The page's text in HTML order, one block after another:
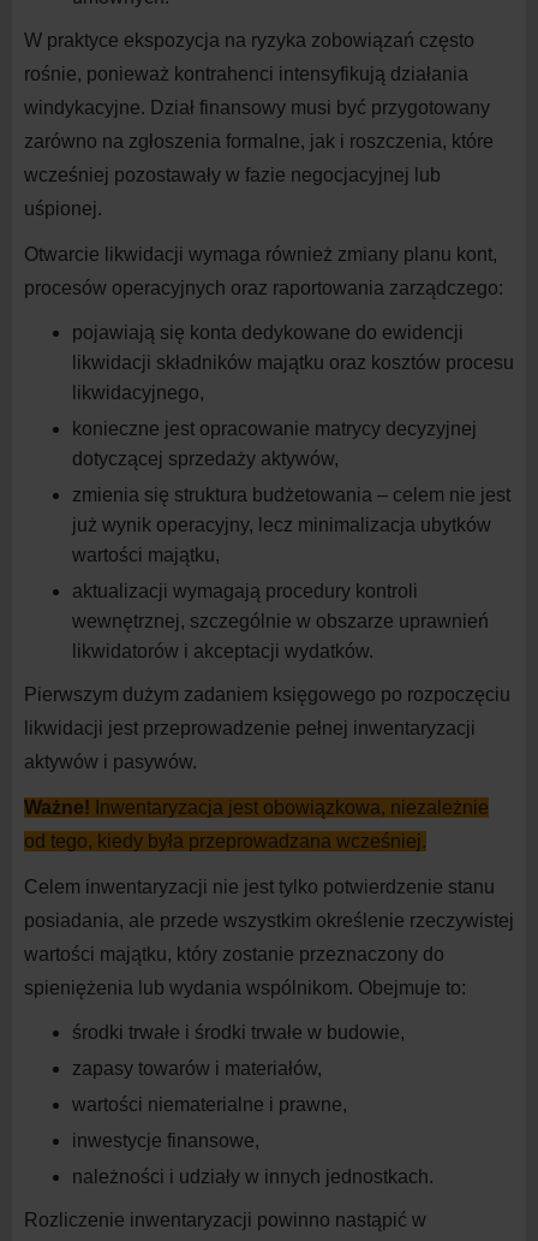
W praktyce ekspozycja na ryzyka zobowiązań często
rośnie, ponieważ kontrahenci intensyfikują działania
windykacyjne. Dział finansowy musi być przygotowany
zarówno na zgłoszenia formalne, jak i roszczenia, które
wcześniej pozostawały w fazie negocjacyjnej lub
uśpionej.
Otwarcie likwidacji wymaga również zmiany planu kont,
procesów operacyjnych oraz raportowania zarządczego:
pojawiają się konta dedykowane do ewidencji
likwidacji składników majątku oraz kosztów procesu
likwidacyjnego,
konieczne jest opracowanie matrycy decyzyjnej
dotyczącej sprzedaży aktywów,
zmienia się struktura budżetowania – celem nie jest
już wynik operacyjny, lecz minimalizacja ubytków
wartości majątku,
aktualizacji wymagają procedury kontroli
wewnętrznej, szczególnie w obszarze uprawnień
likwidatorów i akceptacji wydatków.
Pierwszym dużym zadaniem księgowego po rozpoczęciu
likwidacji jest przeprowadzenie pełnej inwentaryzacji
aktywów i pasywów.
Ważne! Inwentaryzacja jest obowiązkowa, niezależnie
od tego, kiedy była przeprowadzana wcześniej.
Celem inwentaryzacji nie jest tylko potwierdzenie stanu
posiadania, ale przede wszystkim określenie rzeczywistej
wartości majątku, który zostanie przeznaczony do
spieniężenia lub wydania wspólnikom. Obejmuje to:
środki trwałe i środki trwałe w budowie,
zapasy towarów i materiałów,
wartości niematerialne i prawne,
inwestycje finansowe,
należności i udziały w innych jednostkach.
Rozliczenie inwentaryzacji powinno nastąpić w